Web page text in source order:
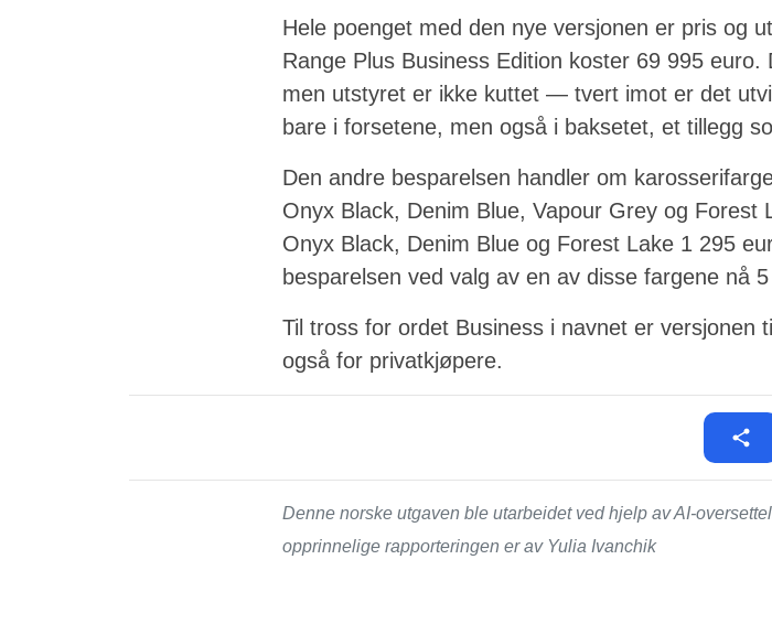
Hele poenget med den nye versjonen er pris og
Range Plus Business Edition koster 69 995
men utstyret er ikke kuttet — tvert imot er det
bare i forsetene, men også i baksetet, et tillegg
Den andre besparelsen handler om
Onyx Black, Denim Blue, Vapour Grey og
Onyx Black, Denim Blue og Forest Lake 1 295
besparelsen ved valg av en av disse fargene nå
Til tross for ordet Business i navnet er versjonen
også for privatkjøpere.
Denne norske utgaven ble utarbeidet ved hjelp av AI-
opprinnelige rapporteringen er av Yulia Ivanchik